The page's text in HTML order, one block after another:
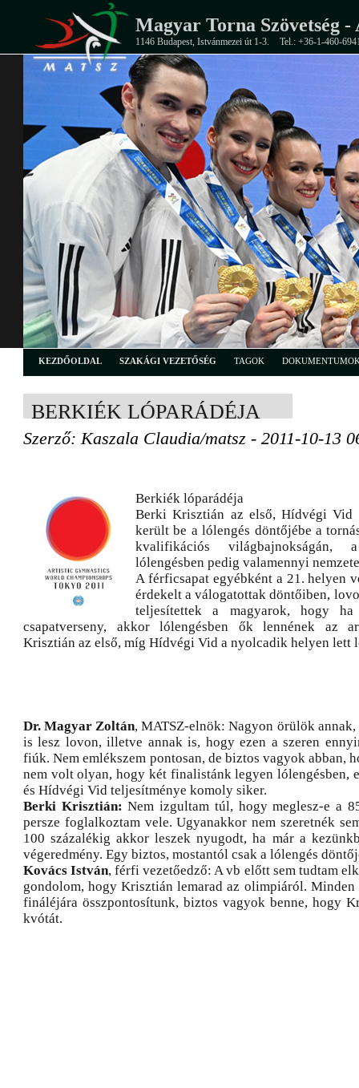
Magyar Torna Szövetség -
1146 Budapest, Istvánmezei út 1-3. Tel.: +36-1-460-
KEZDŐOLDAL SZAKÁGI VEZETŐSÉG TAGOK
BERKIÉK LÓPARÁDÉJA
Szerző: Kaszala Claudia/matsz - 2011-10-13
Berkiék lóparádéja
Berki Krisztián az első, Hídvégi Vid
került be a lólengés döntőjébe a
kvalifikációs világbajnokságán,
lólengésben pedig valamennyi
A férficsapat egyébként a 21. helyen
érdekelt a válogatottak döntőiben,
teljesítettek a magyarok, hogy ha
csapatverseny, akkor lólengésben ők lennének az
Krisztián az első, míg Hídvégi Vid a nyolcadik helyen lett
Dr. Magyar Zoltán, MATSZ-elnök: Nagyon örülök
is lesz lovon, illetve annak is, hogy ezen a szeren
fiúk. Nem emlékszem pontosan, de biztos vagyok abban,
nem volt olyan, hogy két finalistánk legyen lólengésben,
és Hídvégi Vid teljesítménye komoly siker.
Berki Krisztián: Nem izgultam túl, hogy meglesz-e a
persze foglalkoztam vele. Ugyanakkor nem szeretnék
100 százalékig akkor leszek nyugodt, ha már a
végeredmény. Egy biztos, mostantól csak a lólengés
Kovács István, férfi vezetőedző: A vb előtt sem tudtam
gondolom, hogy Krisztián lemarad az olimpiáról.
fináléjára összpontosítunk, biztos vagyok benne, hogy
kvótát.